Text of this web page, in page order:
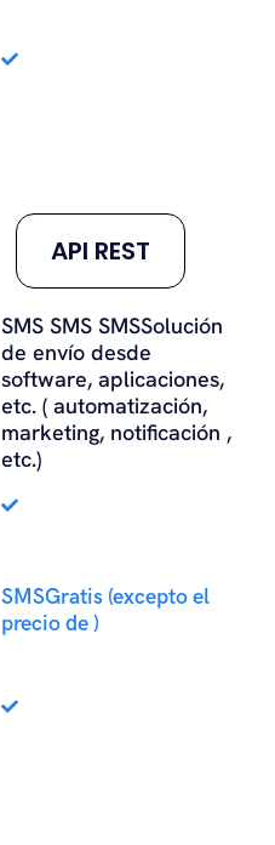
API REST
SMS SMS SMSSolución
de envío desde
software, aplicaciones,
etc. ( automatización,
marketing, notificación ,
etc.)
SMSGratis (excepto el
precio de )